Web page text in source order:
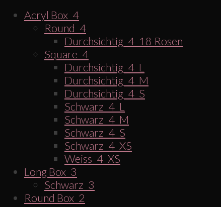
Acryl Box_4
Round_4
Durchsichtig_4_18 Rosen
Square_4
Durchsichtig_4_L
Durchsichtig_4_M
Durchsichtig_4_S
Schwarz_4_L
Schwarz_4_M
Schwarz_4_S
Schwarz_4_XS
Weiss_4_XS
Long Box_3
Schwarz_3
Round Box_2